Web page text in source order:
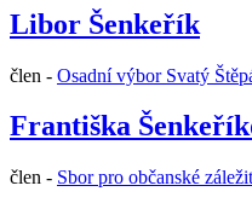
Libor Šenkeřík
člen - Osadní výbor Svatý
Františka
člen - Sbor pro občanské